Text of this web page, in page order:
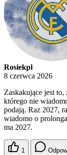
Rosiekpl
8 czerwca 2026
Zaskakujące jest
którego nie
podają. Raz 2027,
wiadomo o
ma 2027.
1